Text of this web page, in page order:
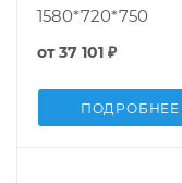
1580*720*750
от37 101 ₽
ПОДРОБНЕЕ